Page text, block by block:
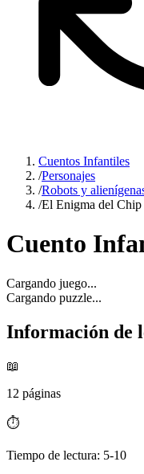
Cuentos Infantiles
/Personajes
/Robots y
/El Enigma del Chip
Cuento
Cargando juego...
Cargando puzzle...
Información de
📖
12 páginas
⏱️
Tiempo de lectura: 5-10